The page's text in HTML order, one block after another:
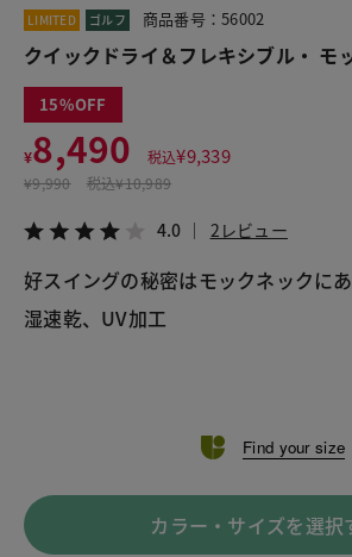
LIMITED ゴルフ 商品番号：56002
クイックドライ＆フレキシブル・ モ
15
¥8,490 税込¥9,339
¥9,990 税込¥10,989
4.0 2レビュー
好スイングの秘密はモックネックに
湿速乾、UV加工
Find your size
カラー・サイズを選択
クイックドライ＆フレキシブ
¥8,490
税込¥9,339
LINE X